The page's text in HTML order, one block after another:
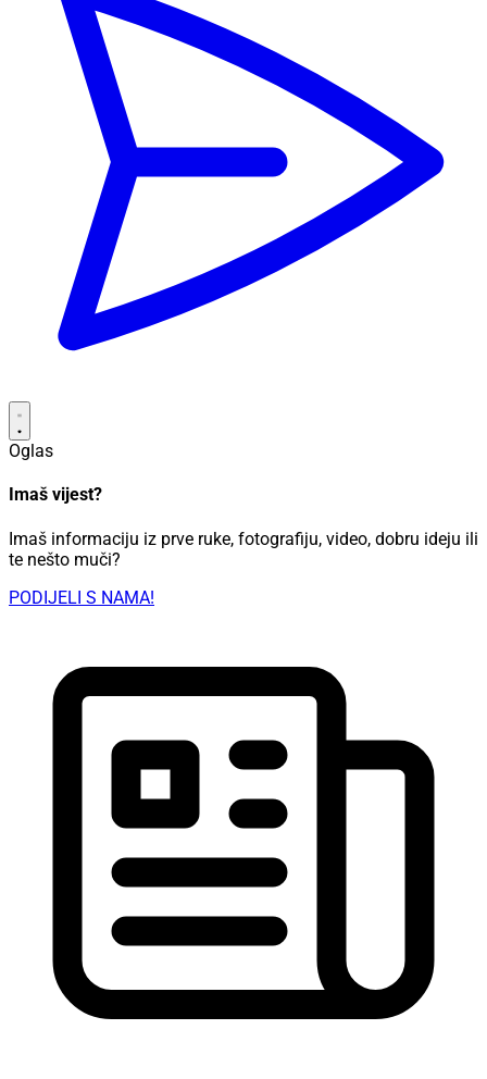
Oglas
Imaš vijest?
Imaš informaciju iz prve ruke, fotografiju, video, dobru ideju ili
te nešto muči?
PODIJELI S NAMA!